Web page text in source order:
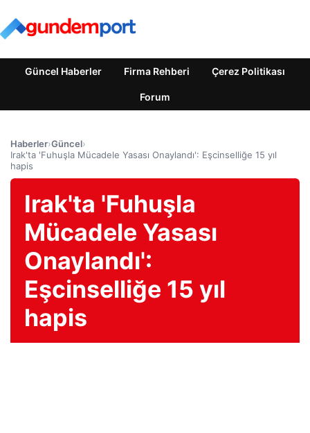
Güncel Haberler Firma Rehberi Çerez Politikası
Forum
Haberler›Güncel›
Irak'ta 'Fuhuşla Mücadele Yasası Onaylandı': Eşcinselliğe 15 yıl
hapis
Irak'ta 'Fuhuşla
Mücadele Yasası
Onaylandı':
Eşcinselliğe 15 yıl
hapis